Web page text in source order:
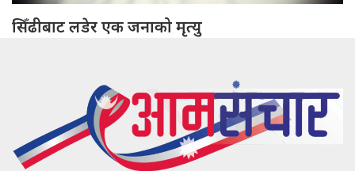
सिँढीबाट लडेर एक जनाको मृत्यु